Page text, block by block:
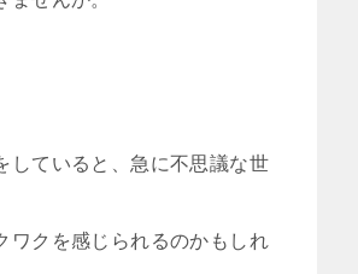
していると、急に不思議な世
ワクを感じられるのかもしれ